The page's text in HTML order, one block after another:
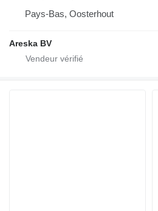
Pays-Bas, Oosterhout
Areska BV